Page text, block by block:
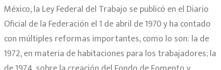
México, la Ley Federal del Trabajo se publicó en el Diario
Oficial de la Federación el 1 de abril de 1970 y ha contado
con múltiples reformas importantes, como lo son: la de
1972, en materia de habitaciones para los trabajadores; la